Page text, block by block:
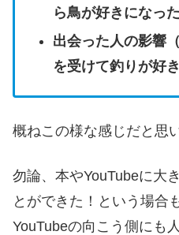
ら鳥が好きになった
出会った人の影響
を受けて釣りが好
概ねこの様な感じだと思
勿論、本やYouTubeに大
とができた！という場合
YouTubeの向こう側にも